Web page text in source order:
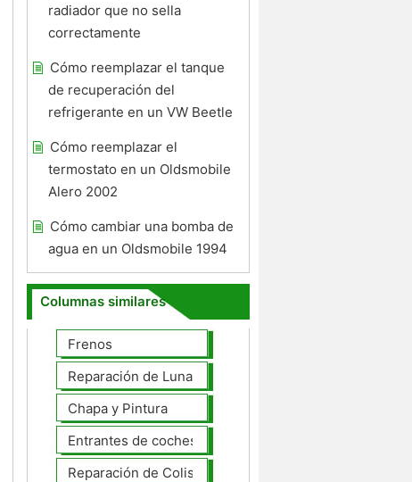
radiador que no sella
correctamente
Cómo reemplazar el tanque
de recuperación del
refrigerante en un VW Beetle
Cómo reemplazar el
termostato en un Oldsmobile
Alero 2002
Cómo cambiar una bomba de
agua en un Oldsmobile 1994
Columnas similares
Frenos
Reparación de Lunas
Chapa y Pintura
Entrantes de coches
Reparación de Colisiones